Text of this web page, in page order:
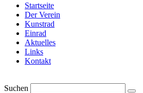
Startseite
Der Verein
Kunstrad
Einrad
Aktuelles
Links
Kontakt
Suchen